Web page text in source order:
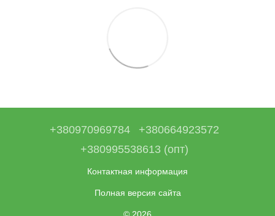
+380970969784
+380664923572
+380995538613 (опт)
Контактная информация
Полная версия сайта